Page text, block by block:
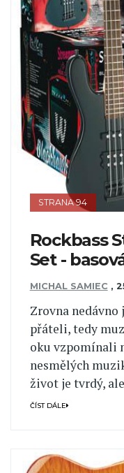
STRANA 94
Rockbass
Set -
MICHAL SAMIEC ,
Zrovna
přáteli, tedy
oku vzpomínali
nesmělých
život je tvrdý,
ČÍST DÁLE